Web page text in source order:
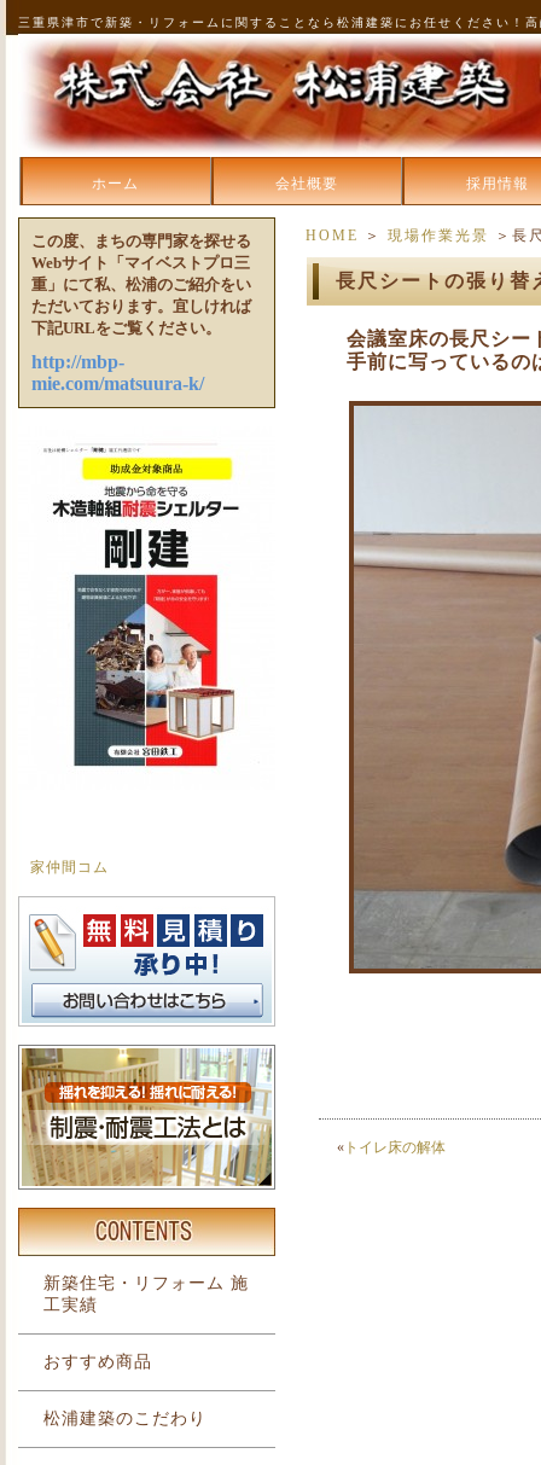
三重県津市で新築・リフォームに関することなら松浦建築にお任せください！
ホーム 会社概要 採用情報
HOME ＞ 現場作業光景 ＞長
長尺シートの張り替
会議室床の長尺シー
手前に写っているの
« トイレ床の解体
この度、まちの専門家を探せる
Webサイト「マイベストプロ三
重」にて私、松浦のご紹介をい
ただいております。宜しければ
下記URLをご覧ください。
http://mbp-
mie.com/matsuura-k/
家仲間コム
新築住宅・リフォーム 施
工実績
おすすめ商品
松浦建築のこだわり